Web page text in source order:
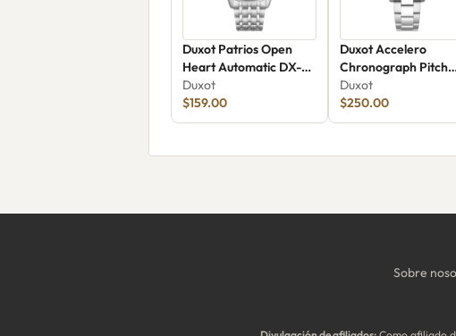
Duxot Patrios Open
Heart Automatic DX-
2023-55
Duxot
$159.00
Duxot Accelero
Chronograph Pitch
Black DX-2065-22
Duxot
$250.00
Sobre